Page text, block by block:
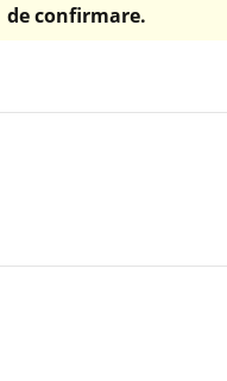
de confirmare.